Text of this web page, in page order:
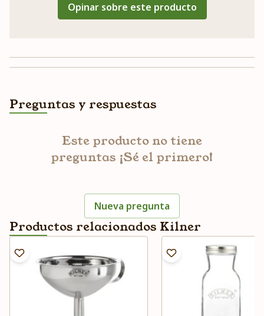
Opinar sobre este producto
Preguntas y respuestas
Este producto no tiene
preguntas ¡Sé el primero!
Nueva pregunta
Productos relacionados Kilner